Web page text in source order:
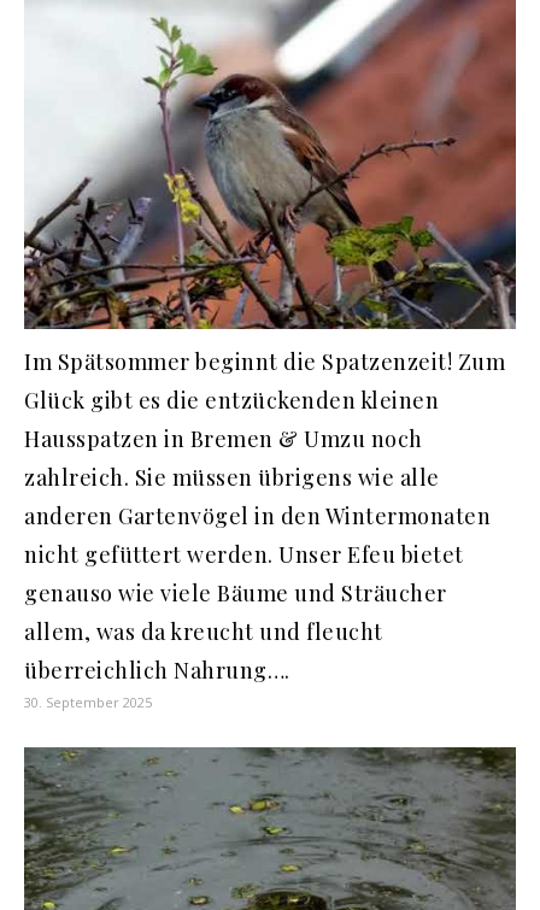
Im Spätsommer beginnt die Spatzenzeit! Zum
Glück gibt es die entzückenden kleinen
Hausspatzen in Bremen & Umzu noch
zahlreich. Sie müssen übrigens wie alle
anderen Gartenvögel in den Wintermonaten
nicht gefüttert werden. Unser Efeu bietet
genauso wie viele Bäume und Sträucher
allem, was da kreucht und fleucht
überreichlich Nahrung….
30. September 2025